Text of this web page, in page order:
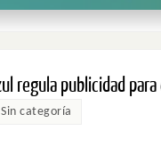
regula publicidad
Sin categoría